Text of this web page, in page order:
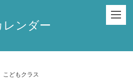
レンダー
こどもクラス